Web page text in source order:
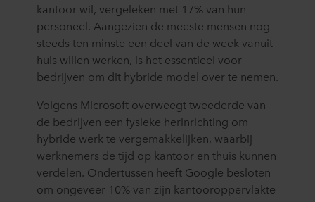
kantoor wil, vergeleken met 17% van hun
personeel. Aangezien de meeste mensen nog
steeds ten minste een deel van de week vanuit
huis willen werken, is het essentieel voor
bedrijven om dit hybride model over te nemen.
Volgens Microsoft overweegt tweederde van
de bedrijven een fysieke herinrichting om
hybride werk te vergemakkelijken, waarbij
werknemers de tijd op kantoor en thuis kunnen
verdelen. Ondertussen heeft Google besloten
om ongeveer 10% van zijn kantooroppervlakte